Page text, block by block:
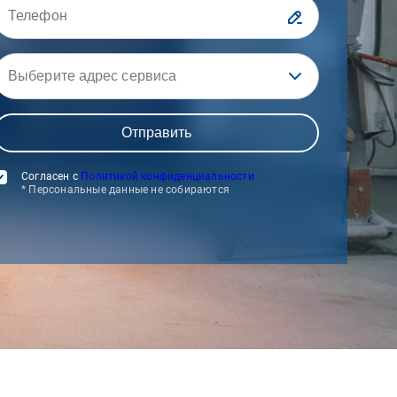
Выберите адрес сервиса
Согласен с Политикой конфиденциальности
* Персональные данные не собираются